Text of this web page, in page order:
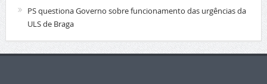
PS questiona Governo sobre funcionamento das urgências da
ULS de Braga